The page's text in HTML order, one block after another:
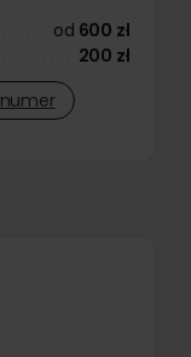
od 600 zł
200 zł
numer